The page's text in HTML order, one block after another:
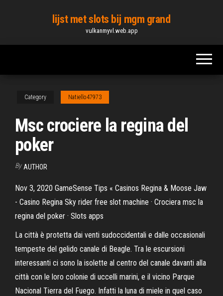
content
lijst met slots bij mgm grand
vulkanmyvl.web.app
Category Natiello47973
Msc crociere la regina del
poker
By AUTHOR
Nov 3, 2020 GameSense Tips « Casinos Regina & Moose Jaw
- Casino Regina Sky rider free slot machine · Crociera msc la
regina del poker · Slots apps
La città è protetta dai venti sudoccidentali e dalle occasionali
tempeste del gelido canale di Beagle. Tra le escursioni
interessanti ci sono la isolette al centro del canale davanti alla
città con le loro colonie di uccelli marini, e il vicino Parque
Nacional Tierra del Fuego. Infatti la luna di miele in quel caso